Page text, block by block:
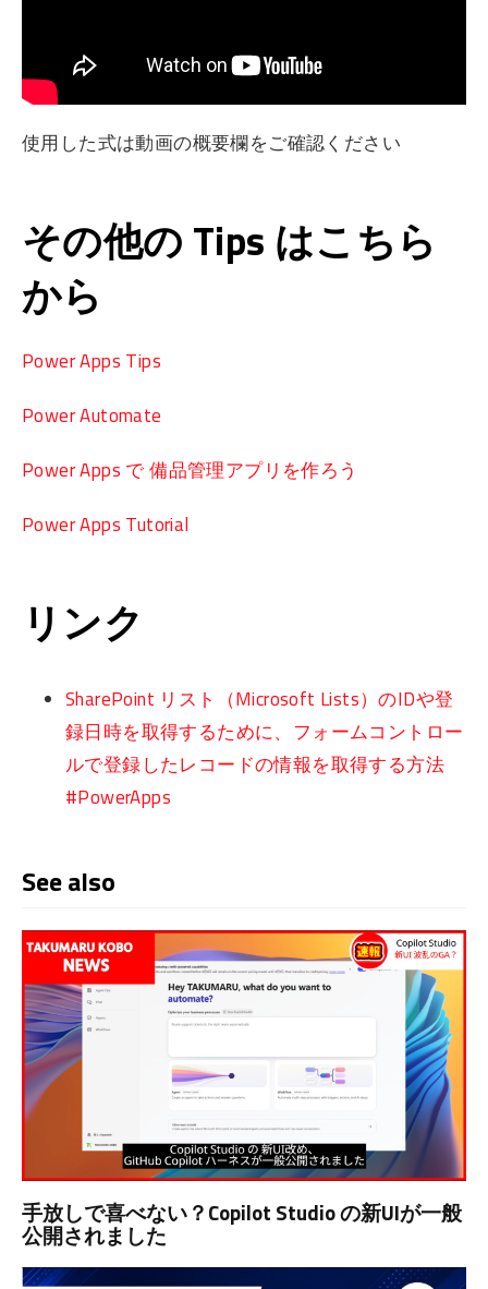
使用した式は動画の概要欄をご確認ください
その他の Tips はこちら
から
Power Apps Tips
Power Automate
Power Apps で 備品管理アプリを作ろう
Power Apps Tutorial
リンク
SharePoint リスト（Microsoft Lists）のIDや登
録日時を取得するために、フォームコントロー
ルで登録したレコードの情報を取得する方法
#PowerApps
See also
手放しで喜べない？Copilot Studio の新UIが一般
公開されました